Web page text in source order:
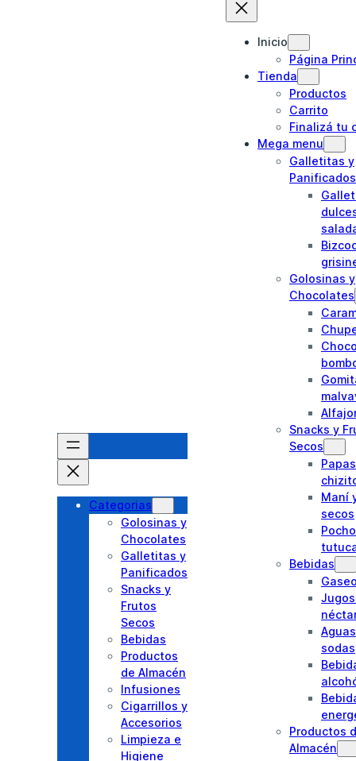
Categorias
Golosinas y
Chocolates
Galletitas y
Panificados
Snacks y
Frutos
Secos
Bebidas
Productos
de Almacén
Infusiones
Cigarrillos y
Accesorios
Limpieza e
Higiene
Inicio
Página
Tienda
Productos
Carrito
Finalizá tu
Mega menu
Galletitas y
Panificados
Golosinas y
Chocolates
Snacks y
Secos
Maní
secos
Bebidas
sodas
Productos
Almacén